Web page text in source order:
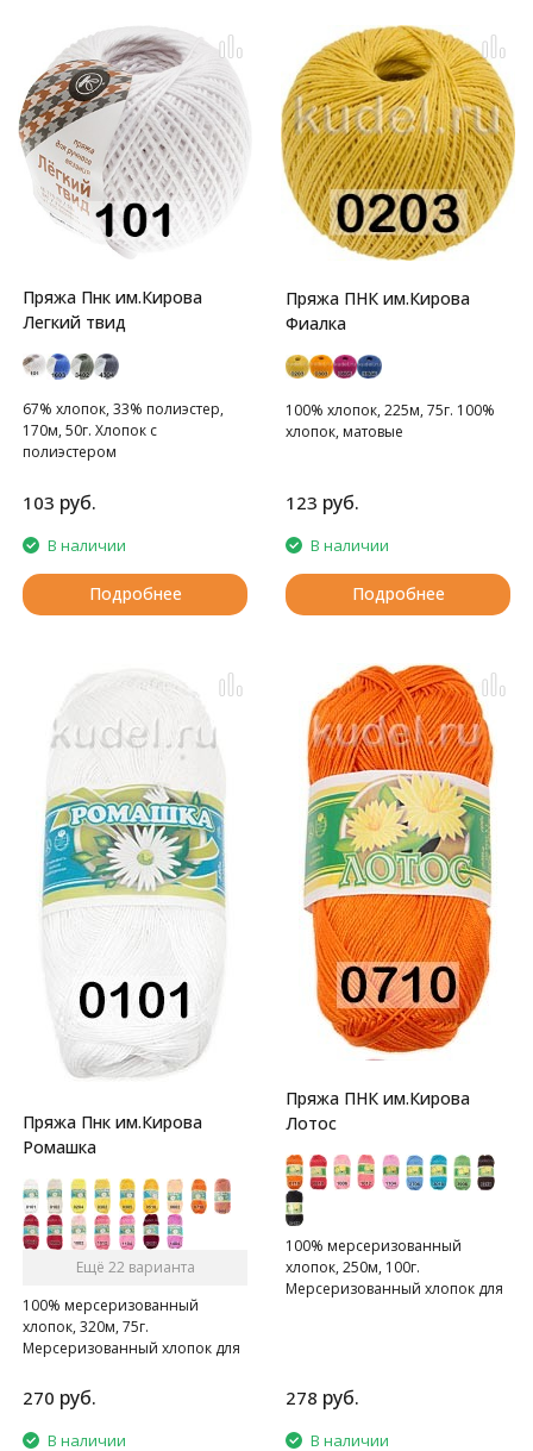
Пряжа Пнк им.Кирова
Легкий твид
67% хлопок, 33% полиэстер,
170м, 50г. Хлопок с
полиэстером
103 руб.
В наличии
Подробнее
Пряжа ПНК им.Кирова
Фиалка
100% хлопок, 225м, 75г. 100%
хлопок, матовые
123 руб.
В наличии
Подробнее
Пряжа Пнк им.Кирова
Ромашка
Ещё 22 варианта
100% мерсеризованный
хлопок, 320м, 75г.
Мерсеризованный хлопок для
вязания.
270 руб.
В наличии
Пряжа ПНК им.Кирова
Лотос
100% мерсеризованный
хлопок, 250м, 100г.
Мерсеризованный хлопок для
278 руб.
В наличии